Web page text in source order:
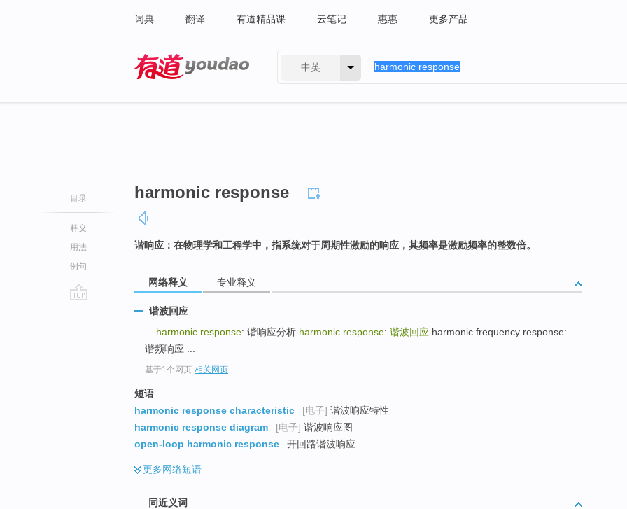
词典 翻译 有道精品课 云笔记 惠惠 更多产品
中英
目录
释义
用法
例句
harmonic response
谐响应：在物理学和工程学中，指系统对于周期性激励的响应，其频率是激励频率的整数倍。
网络释义 专业释义
谐波回应
harmonic response: 谐响应分析 harmonic response: 谐波回应 harmonic frequency response:
谐频响应 ...
基于1个网页-相关网页
短语
harmonic response characteristic
[电子] 谐波响应特性
harmonic response diagram
[电子] 谐波响应图
open-loop harmonic response
开回路谐波响应
更多网络短语
同近义词